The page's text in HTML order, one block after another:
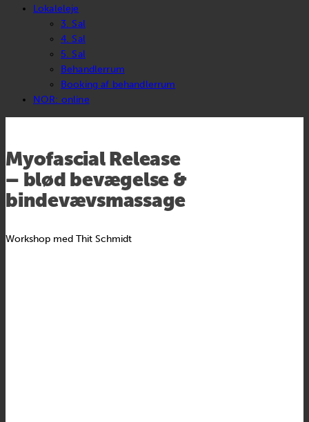
Lokaleleje
3. Sal
4. Sal
5. Sal
Behandlerrum
Booking af behandlerrum
NOR: online
Myofascial Release
– blød bevægelse &
bindevævsmassage
Workshop med Thit Schmidt